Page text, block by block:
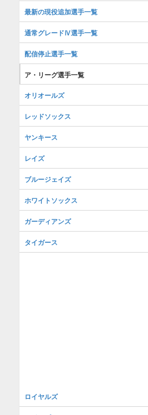
最新の現役追加選手一覧
通常グレードⅣ選手一覧
配信停止選手一覧
ア・リーグ選手一覧
オリオールズ
レッドソックス
ヤンキース
レイズ
ブルージェイズ
ホワイトソックス
ガーディアンズ
タイガース
ロイヤルズ